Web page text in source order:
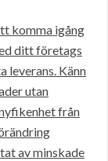
komma igång
ditt företags
leverans. Känn
utan
från
av minskade